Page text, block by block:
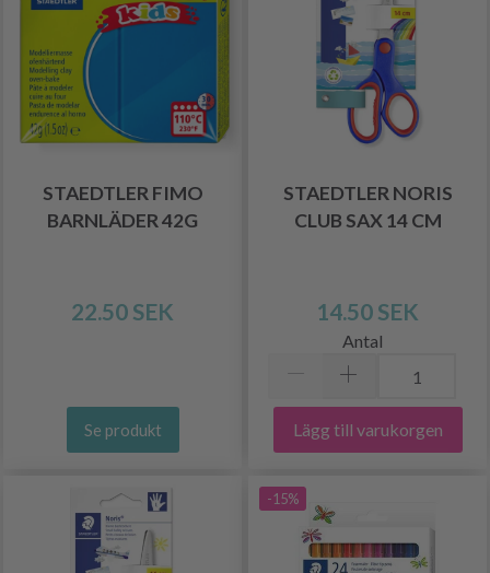
STAEDTLER FIMO
BARNLÄDER 42G
22.50 SEK
Se produkt
STAEDTLER NORIS
CLUB SAX 14 CM
14.50 SEK
Antal
Lägg till varukorgen
-15%